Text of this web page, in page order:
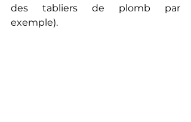
des tabliers de plomb par
exemple).